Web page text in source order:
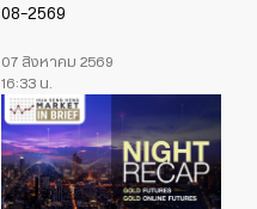
08-2569
07 สิงหาคม 2569
16:33 น.